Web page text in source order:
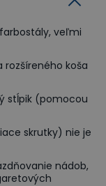
veľmi
koša
stĺpik (pomocou
skrutky) nie je
nádob,